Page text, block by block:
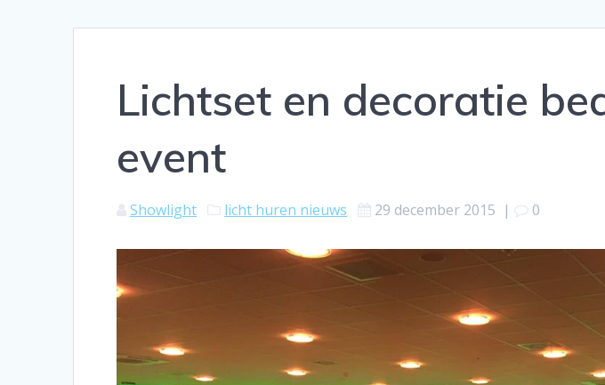
Lichtset en decoratie
event
Showlight licht huren nieuws 29 december 2015 | 0